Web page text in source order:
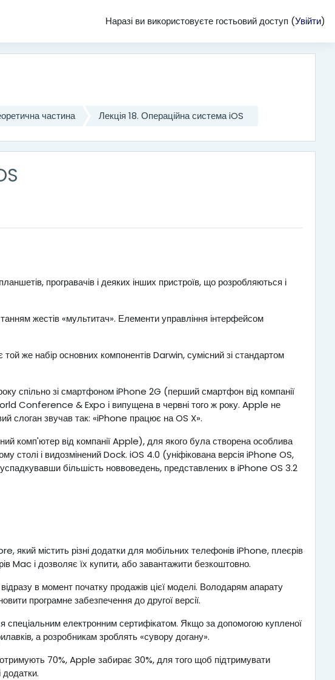
Наразі ви використовуєте гостьовий доступ (Увійти)
частина Лекція 18. Операційна система iOS
програвачів і деяких інших пристроїв, що розробляються і
жестів «мультитач». Елементи управління інтерфейсом
же набір основних компонентів Darwin, сумісний зі стандартом
спільно зі смартфоном iPhone 2G (перший смартфон від компанії
Conference & Expo і випущена в червні того ж року. Apple не
слоган звучав так: «iPhone працює на OS X».
комп'ютер від компанії Apple), для якого була створена особлива
і видозмінений Dock. iOS 4.0 (уніфікована версія iPhone OS,
більшість новвоведень, представлених в iPhone OS 3.2
містить різні додатки для мобільних телефонів iPhone, плеєрів
Mac і дозволяє їх купити, або завантажити безкоштовно.
в момент початку продажів цієї моделі. Володарям апарату
програмне забезпечення до другої версії.
електронним сертифікатом. Якщо за допомогою купленої
а розробникам зроблять «сувору догану».
70%, Apple забирає 30%, для того щоб підтримувати
додатки.